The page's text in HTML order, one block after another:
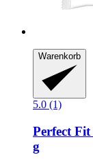
Warenkorb
5.0 (1)
Perfect Fit
g